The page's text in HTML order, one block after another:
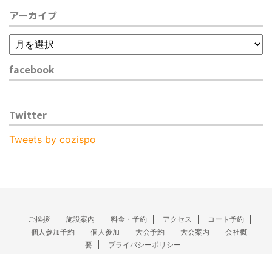
アーカイブ
facebook
Twitter
Tweets by cozispo
ご挨拶 施設案内 料金・予約 アクセス
コート予約
個人参加予約
個人参加 大会予約 大会案内
会社概
要
プライバシーポリシー